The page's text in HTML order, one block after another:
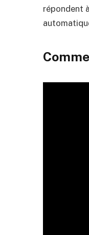
répondent